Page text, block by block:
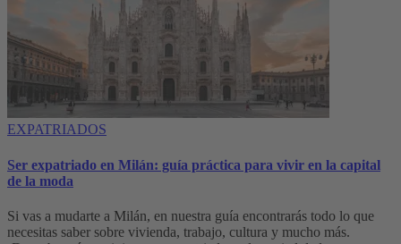
EXPATRIADOS
Ser expatriado en Milán: guía práctica para vivir en la capital
de la moda
Si vas a mudarte a Milán, en nuestra guía encontrarás todo lo que
necesitas saber sobre vivienda, trabajo, cultura y mucho más.